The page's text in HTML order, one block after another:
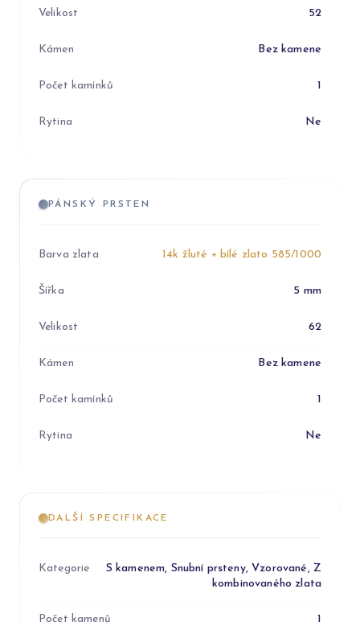
Velikost 52
Kámen Bez kamene
Počet kamínků 1
Rytina Ne
PÁNSKÝ PRSTEN
Barva zlata 14k žluté + bílé zlato 585/1000
Šířka 5 mm
Velikost 62
Kámen Bez kamene
Počet kamínků 1
Rytina Ne
DALŠÍ SPECIFIKACE
Kategorie
S kamenem, Snubní prsteny, Vzorované, Z
kombinovaného zlata
Počet kamenů 1